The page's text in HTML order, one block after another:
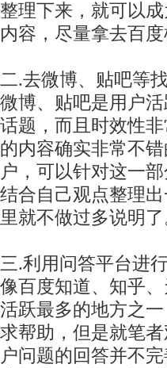
整理下来，就可以
内容，尽量拿去百
二.去微博、贴吧等
微博、贴吧是用户
话题，而且时效性
的内容确实非常不
户，可以针对这一
结合自己观点整理
里就不做过多说明了
三.利用问答平台进
像百度知道、知乎
活跃最多的地方之
求帮助，但是就笔
户问题的回答并不